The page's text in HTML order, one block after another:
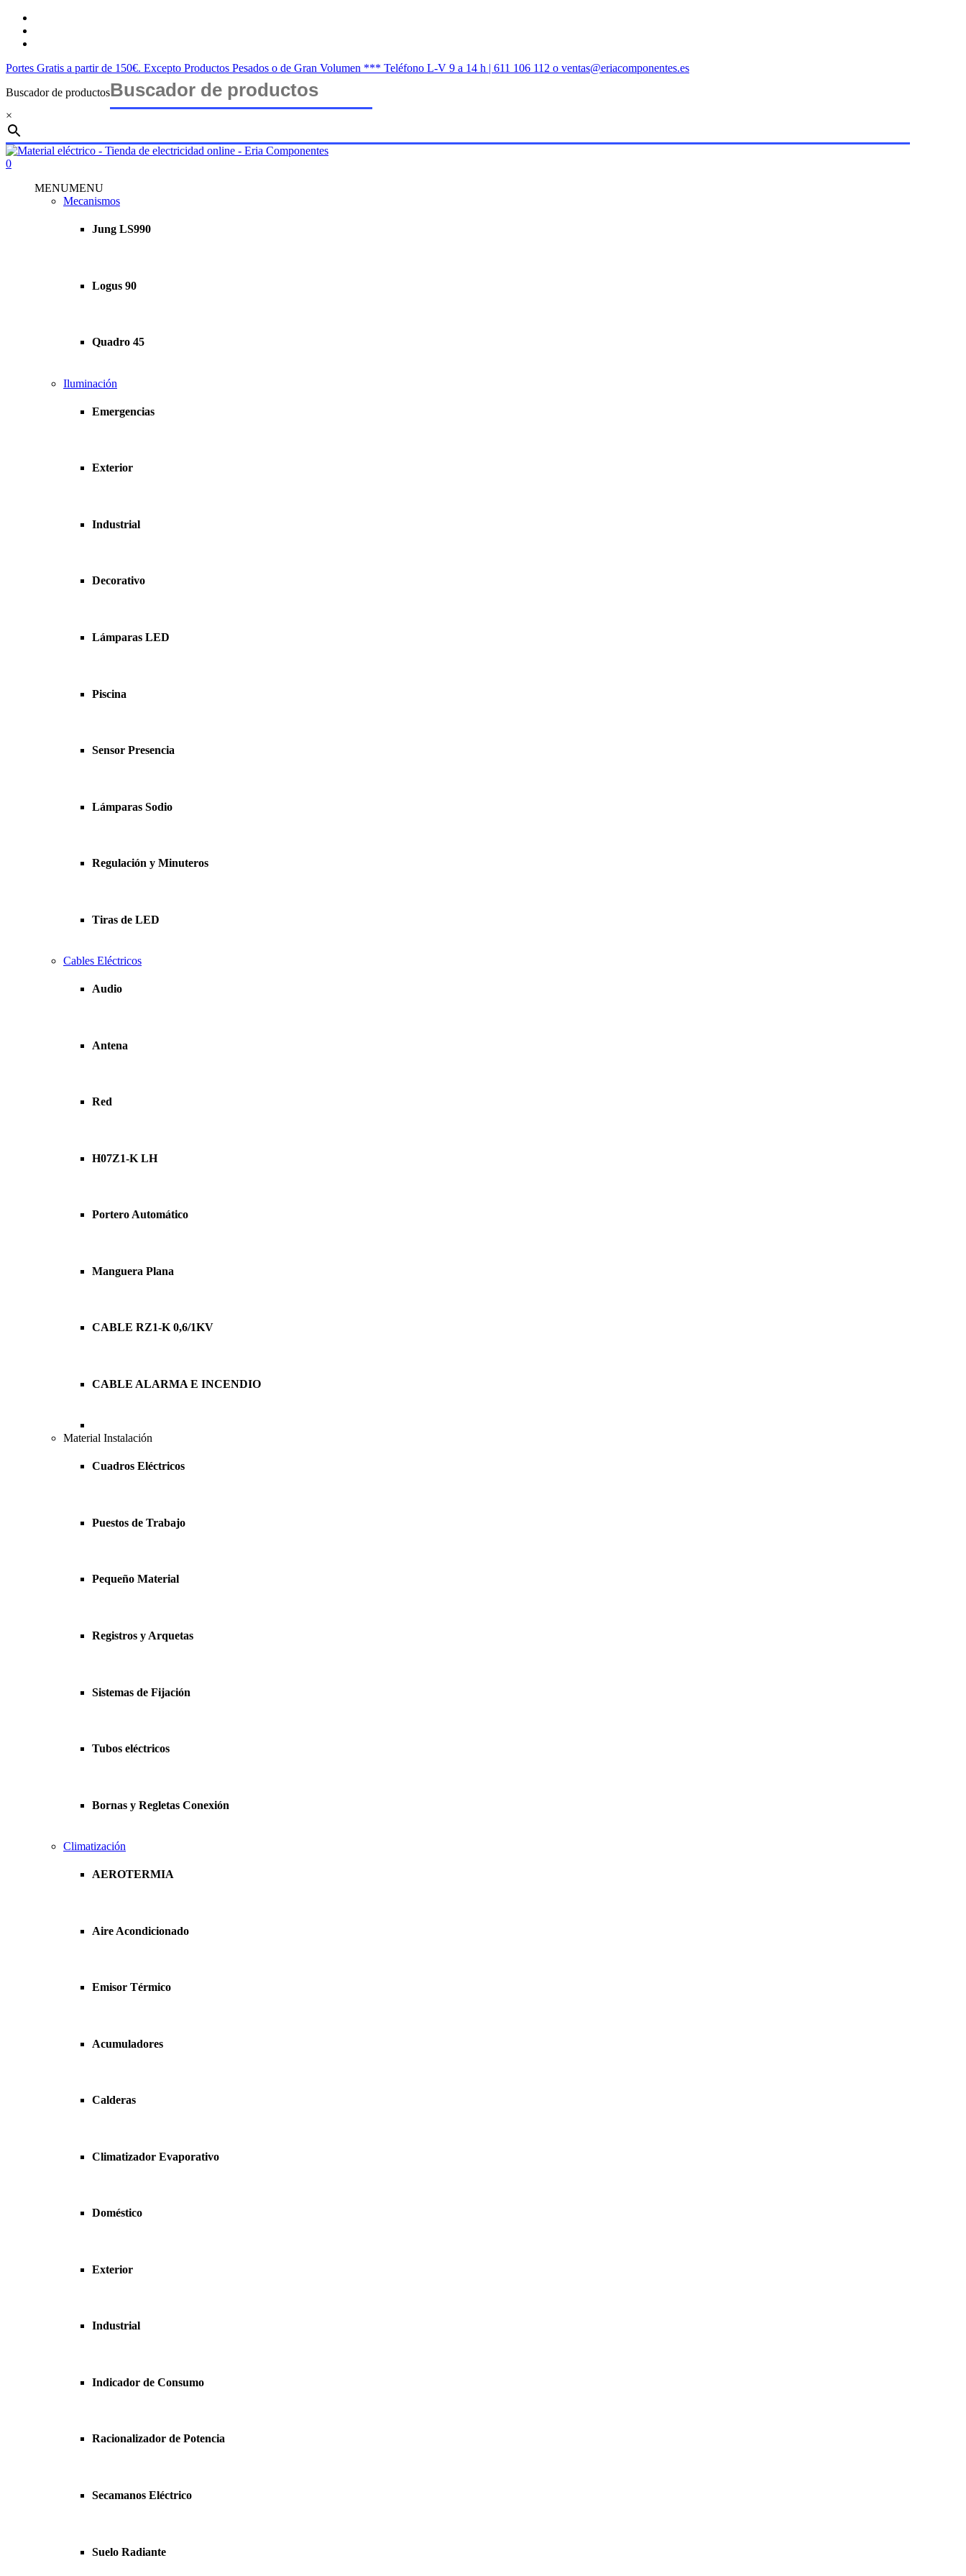
Saltar
contenido
Portes Gratis a partir de 150€. Excepto Productos Pesados o de Gran Volumen *** Teléfono L-V 9 a 14 h | 611 106 112 o ventas@eriacomponentes.es
Buscador de productos
×
Cerrar
búsqueda
buscar
account
0
MENUMENU
Mecanismos
Jung LS990
Logus 90
Quadro 45
Iluminación
Emergencias
Exterior
Industrial
Decorativo
Lámparas LED
Piscina
Sensor Presencia
Lámparas Sodio
Regulación y Minuteros
Tiras de LED
Cables Eléctricos
Audio
Antena
Red
H07Z1-K LH
Portero Automático
Manguera Plana
CABLE RZ1-K 0,6/1KV
CABLE ALARMA E INCENDIO
Material Instalación
Cuadros Eléctricos
Puestos de Trabajo
Pequeño Material
Registros y Arquetas
Sistemas de Fijación
Tubos eléctricos
Bornas y Regletas Conexión
Climatización
AEROTERMIA
Aire Acondicionado
Emisor Térmico
Acumuladores
Calderas
Climatizador Evaporativo
Doméstico
Exterior
Industrial
Indicador de Consumo
Racionalizador de Potencia
Secamanos Eléctrico
Suelo Radiante